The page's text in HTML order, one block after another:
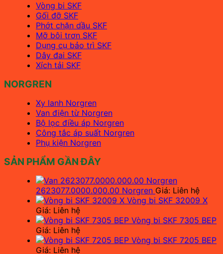
Vòng bi SKF
Gối đỡ SKF
Phớt chặn dầu SKF
Mỡ bôi trơn SKF
Dụng cụ bảo trì SKF
Dây đai SKF
Xích tải SKF
NORGREN
Xy lanh Norgren
Van điện từ Norgren
Bộ lọc điều áp Norgren
Công tắc áp suất Norgren
Phụ kiện Norgren
SẢN PHẨM GẦN ĐÂY
2623077.0000.000.00 Norgren Giá: Liên hệ
Vòng bi SKF 32009 X
Giá: Liên hệ
Vòng bi SKF 7305 BEP
Giá: Liên hệ
Vòng bi SKF 7205 BEP
Giá: Liên hệ